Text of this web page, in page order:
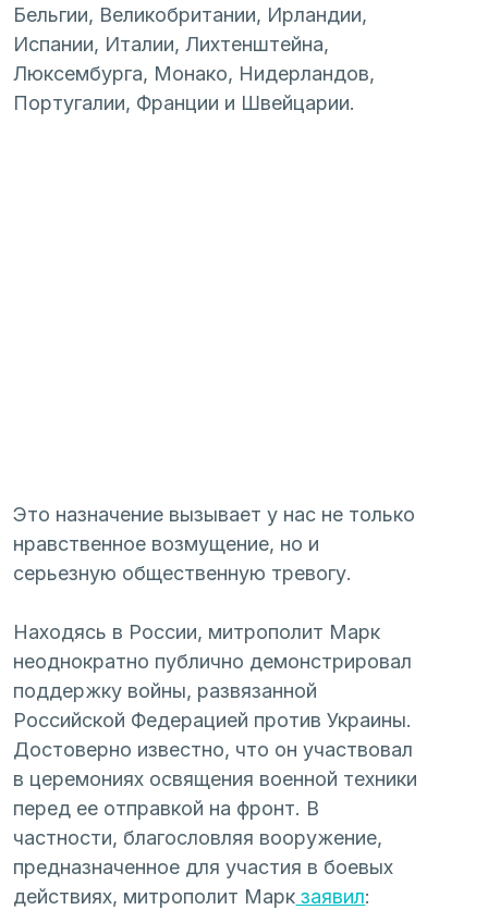
Бельгии, Великобритании, Ирландии,
Испании, Италии, Лихтенштейна,
Люксембурга, Монако, Нидерландов,
Португалии, Франции и Швейцарии.
Это назначение вызывает у нас не только
нравственное возмущение, но и
серьезную общественную тревогу.
Находясь в России, митрополит Марк
неоднократно публично демонстрировал
поддержку войны, развязанной
Российской Федерацией против Украины.
Достоверно известно, что он участвовал
в церемониях освящения военной техники
перед ее отправкой на фронт. В
частности, благословляя вооружение,
предназначенное для участия в боевых
действиях, митрополит Марк заявил: